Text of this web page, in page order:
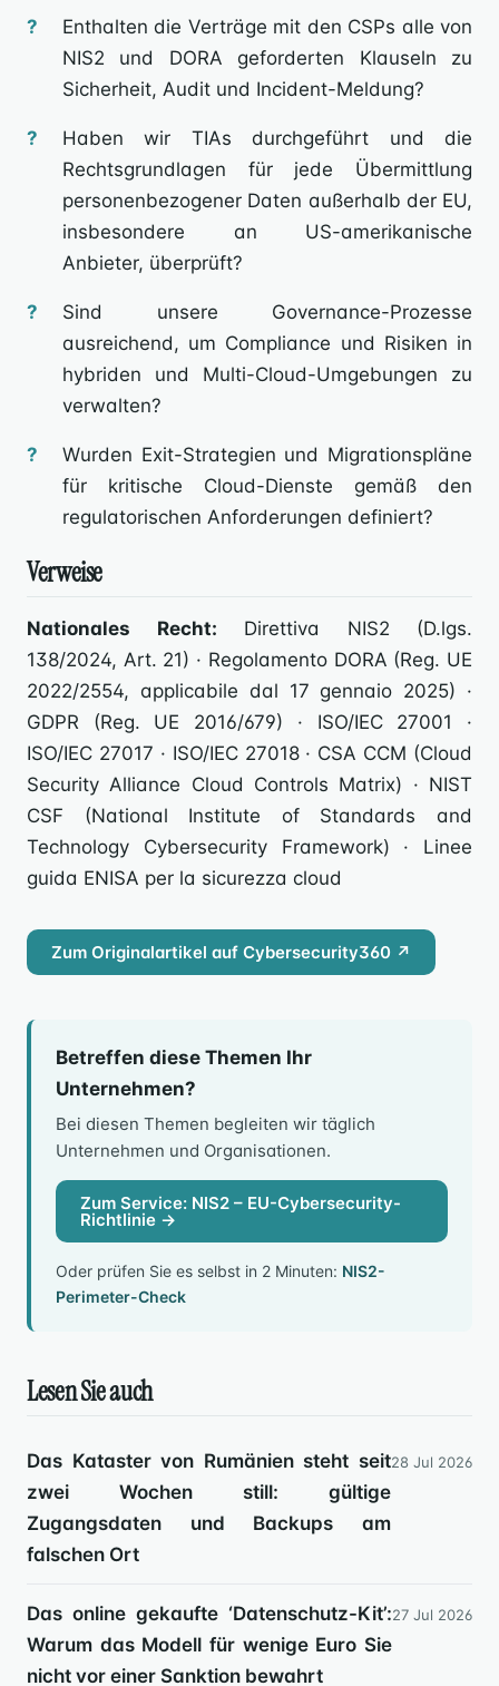
Enthalten die Verträge mit den CSPs alle von
NIS2 und DORA geforderten Klauseln zu
Sicherheit, Audit und Incident-Meldung?
Haben wir TIAs durchgeführt und die
Rechtsgrundlagen für jede Übermittlung
personenbezogener Daten außerhalb der EU,
insbesondere an US-amerikanische
Anbieter, überprüft?
Sind unsere Governance-Prozesse
ausreichend, um Compliance und Risiken in
hybriden und Multi-Cloud-Umgebungen zu
verwalten?
Wurden Exit-Strategien und Migrationspläne
für kritische Cloud-Dienste gemäß den
regulatorischen Anforderungen definiert?
Verweise
Nationales Recht: Direttiva NIS2 (D.lgs.
138/2024, Art. 21) · Regolamento DORA (Reg. UE
2022/2554, applicabile dal 17 gennaio 2025) ·
GDPR (Reg. UE 2016/679) · ISO/IEC 27001 ·
ISO/IEC 27017 · ISO/IEC 27018 · CSA CCM (Cloud
Security Alliance Cloud Controls Matrix) · NIST
CSF (National Institute of Standards and
Technology Cybersecurity Framework) · Linee
guida ENISA per la sicurezza cloud
Zum Originalartikel auf Cybersecurity360 ↗
Betreffen diese Themen Ihr
Unternehmen?
Bei diesen Themen begleiten wir täglich
Unternehmen und Organisationen.
Zum Service: NIS2 – EU-Cybersecurity-
Richtlinie →
Oder prüfen Sie es selbst in 2 Minuten: NIS2-
Perimeter-Check
Lesen Sie auch
Das Kataster von Rumänien steht seit
zwei Wochen still: gültige
Zugangsdaten und Backups am
falschen Ort
28 Jul 2026
Das online gekaufte ‘Datenschutz-Kit’:
Warum das Modell für wenige Euro Sie
nicht vor einer Sanktion bewahrt
27 Jul 2026